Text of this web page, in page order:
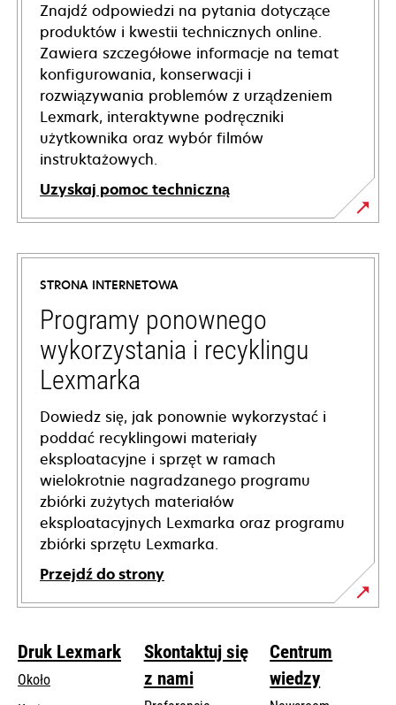
Znajdź odpowiedzi na pytania dotyczące
produktów i kwestii technicznych online.
Zawiera szczegółowe informacje na temat
konfigurowania, konserwacji i
rozwiązywania problemów z urządzeniem
Lexmark, interaktywne podręczniki
użytkownika oraz wybór filmów
instruktażowych.
Uzyskaj pomoc techniczną
opens
in
new
tab
STRONA INTERNETOWA
Programy ponownego
wykorzystania i recyklingu
Lexmarka
Dowiedz się, jak ponownie wykorzystać i
poddać recyklingowi materiały
eksploatacyjne i sprzęt w ramach
wielokrotnie nagradzanego programu
zbiórki zużytych materiałów
eksploatacyjnych Lexmarka oraz programu
zbiórki sprzętu Lexmarka.
Przejdź do strony
Druk Lexmark
Około
Skontaktuj się
z nami
Centrum
wiedzy